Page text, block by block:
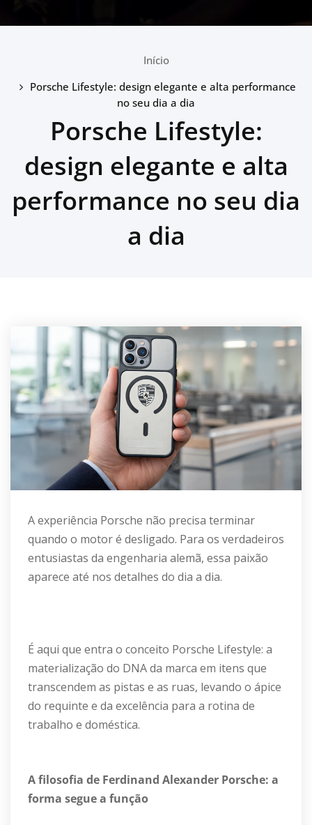
Início
Porsche Lifestyle: design elegante e alta performance
no seu dia a dia
Porsche Lifestyle:
design elegante e alta
performance no seu dia
a dia
A experiência Porsche não precisa terminar
quando o motor é desligado. Para os verdadeiros
entusiastas da engenharia alemã, essa paixão
aparece até nos detalhes do dia a dia.
É aqui que entra o conceito Porsche Lifestyle: a
materialização do DNA da marca em itens que
transcendem as pistas e as ruas, levando o ápice
do requinte e da excelência para a rotina de
trabalho e doméstica.
A filosofia de Ferdinand Alexander Porsche: a
forma segue a função